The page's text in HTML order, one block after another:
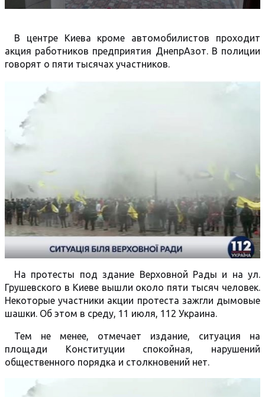
В центре Киева кроме автомобилистов проходит
акция работников предприятия ДнепрАзот. В полиции
говорят о пяти тысячах участников.
На протесты под здание Верховной Рады и на ул.
Грушевского в Киеве вышли около пяти тысяч человек.
Некоторые участники акции протеста зажгли дымовые
шашки. Об этом в среду, 11 июля, 112 Украина.
Тем не менее, отмечает издание, ситуация на
площади Конституции спокойная, нарушений
общественного порядка и столкновений нет.